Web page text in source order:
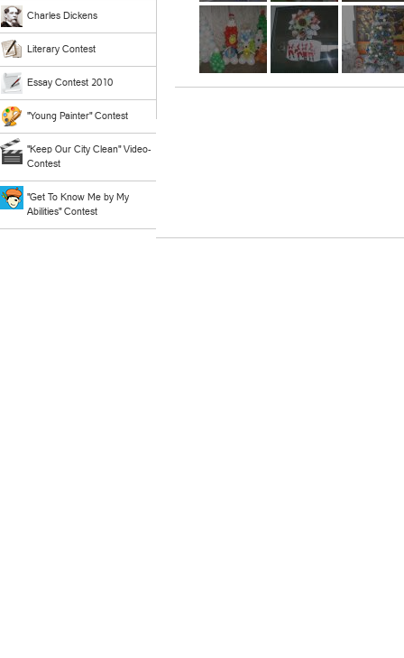
Charles Dickens
Literary Contest
Essay Contest 2010
"Young Painter" Contest
"Keep Our City Clean" Video-
Contest
"Get To Know Me by My
Abilities" Contest